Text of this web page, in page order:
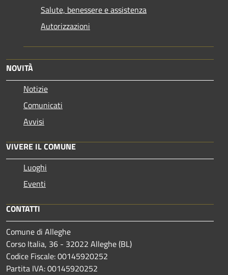
Salute, benessere e assistenza
Autorizzazioni
NOVITÀ
Notizie
Comunicati
Avvisi
VIVERE IL COMUNE
Luoghi
Eventi
CONTATTI
Comune di Alleghe
Corso Italia, 36 - 32022 Alleghe (BL)
Codice Fiscale: 00145920252
Partita IVA: 00145920252